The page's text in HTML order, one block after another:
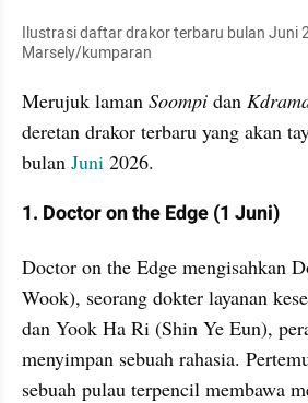
Ilustrasi daftar drakor terbaru bulan Juni
Marsely/kumparan
Merujuk laman Soompi dan
deretan drakor terbaru yang akan
bulan Juni 2026.
1. Doctor on the Edge (1 Juni)
Doctor on the Edge mengisahkan
Wook), seorang dokter layanan
dan Yook Ha Ri (Shin Ye Eun),
menyimpan sebuah rahasia.
sebuah pulau terpencil membawa